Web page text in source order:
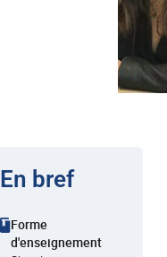
En bref
Forme
d'enseignement